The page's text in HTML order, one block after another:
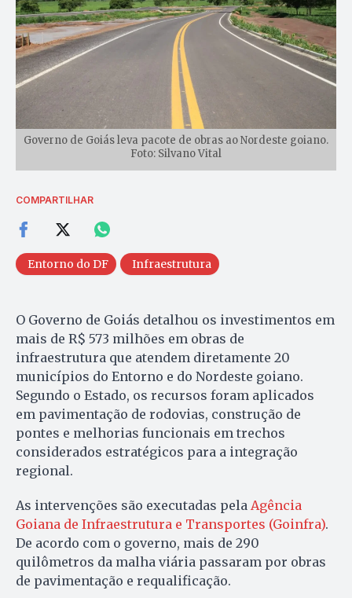
Governo de Goiás leva pacote de obras ao Nordeste goiano.
Foto: Silvano Vital
COMPARTILHAR
Entorno do DF Infraestrutura
O Governo de Goiás detalhou os investimentos em
mais de R$ 573 milhões em obras de
infraestrutura que atendem diretamente 20
municípios do Entorno e do Nordeste goiano.
Segundo o Estado, os recursos foram aplicados
em pavimentação de rodovias, construção de
pontes e melhorias funcionais em trechos
considerados estratégicos para a integração
regional.
As intervenções são executadas pela Agência
Goiana de Infraestrutura e Transportes (Goinfra).
De acordo com o governo, mais de 290
quilômetros da malha viária passaram por obras
de pavimentação e requalificação.